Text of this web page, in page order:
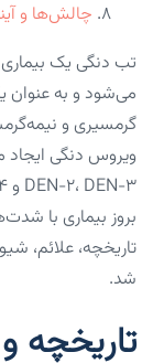
چالش‌ها و
تب دنگی یک
می‌شود و به عنوان
گرمسیری و
بروز بیماری با
تاریخچه، علائم،
شد.